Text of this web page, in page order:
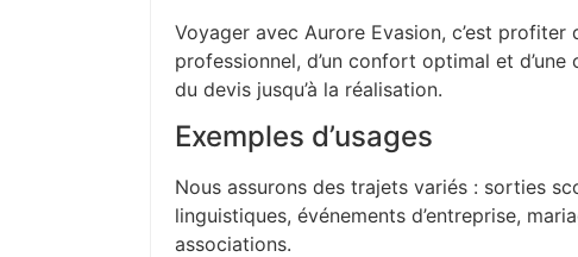
Voyager avec Aurore Evasion, c’est profiter
professionnel, d’un confort optimal et
du devis jusqu’à la réalisation.
Exemples d’usages
Nous assurons des trajets variés : sorties
linguistiques, événements d’entreprise,
associations.